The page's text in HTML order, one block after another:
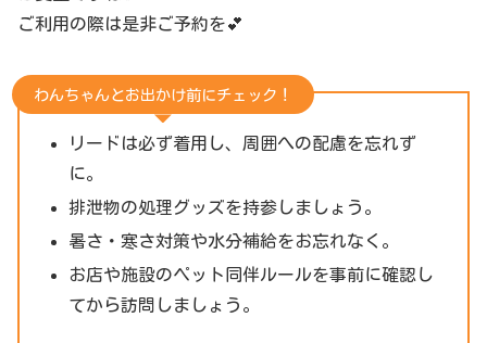
ご利用の際は是非ご予約を💕
わんちゃんとお出かけ前にチェック！
リードは必ず着用し、周囲への配慮を忘れず
に。
排泄物の処理グッズを持参しましょう。
暑さ・寒さ対策や水分補給をお忘れなく。
お店や施設のペット同伴ルールを事前に確認し
てから訪問しましょう。